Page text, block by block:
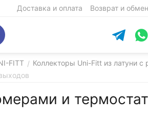
Доставка и оплата Возврат и обмен
FITT / Коллекторы Uni-Fitt из латуни
и